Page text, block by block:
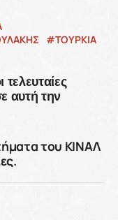
ΤΟΥΡΚΙΑ
αυτή την
του ΚΙΝΑΛ